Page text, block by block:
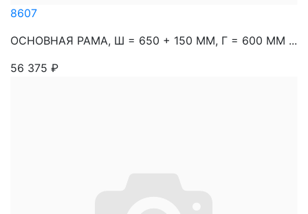
8607
ОСНОВНАЯ РАМА, Ш = 650 + 150 ММ, Г = 600 ММ ...
56 375 ₽